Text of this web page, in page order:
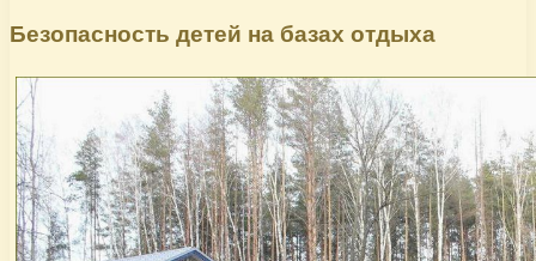
Безопасность детей на базах отдыха